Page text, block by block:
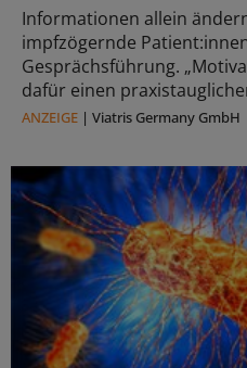
Informationen allein
impfzögernde
Gesprächsführung.
dafür einen
ANZEIGE | Viatris Germany GmbH